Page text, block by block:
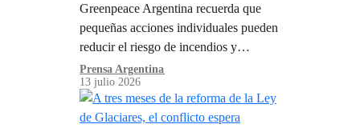
argentinos
Greenpeace Argentina recuerda que
pequeñas acciones individuales pueden
reducir el riesgo de incendios y
contaminación, y ayudar a proteger a la
fauna silvestre.
Prensa Argentina
13 julio 2026